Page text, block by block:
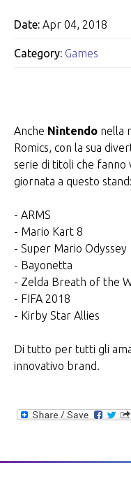
Date: Apr 04, 2018
Category: Games
Anche Nìntendo nella
Romics, con la sua
serie di titoli che fanno
giornata a questo stand:
- ARMS
- Mario Kart 8
- Super Mario Odyssey
- Bayonetta
- Zelda Breath of the
- FIFA 2018
- Kirby Star Allies
Di tutto per tutti gli
innovativo brand.